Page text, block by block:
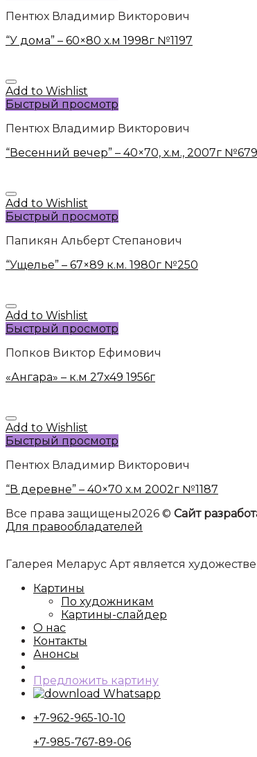
Пентюх Владимир Викторович
“У дома” – 60×80 х.м 1998г №1197
Add to Wishlist
Быстрый просмотр
Пентюх Владимир Викторович
“Весенний вечер” – 40×70, х.м., 2007г №679
Add to Wishlist
Быстрый просмотр
Папикян Альберт Степанович
“Ущелье” – 67×89 к.м. 1980г №250
Add to Wishlist
Быстрый просмотр
Попков Виктор Ефимович
«Ангара» – к.м 27х49 1956г
Add to Wishlist
Быстрый просмотр
Пентюх Владимир Викторович
“В деревне” – 40×70 х.м 2002г №1187
Все права защищены2026 © Сайт
Для правообладателей
Галерея Меларус Арт является
Картины
По художникам
Картины-слайдер
О нас
Контакты
Анонсы
Предложить картину
Whatsapp
+7-962-965-10-10
+7-985-767-89-06